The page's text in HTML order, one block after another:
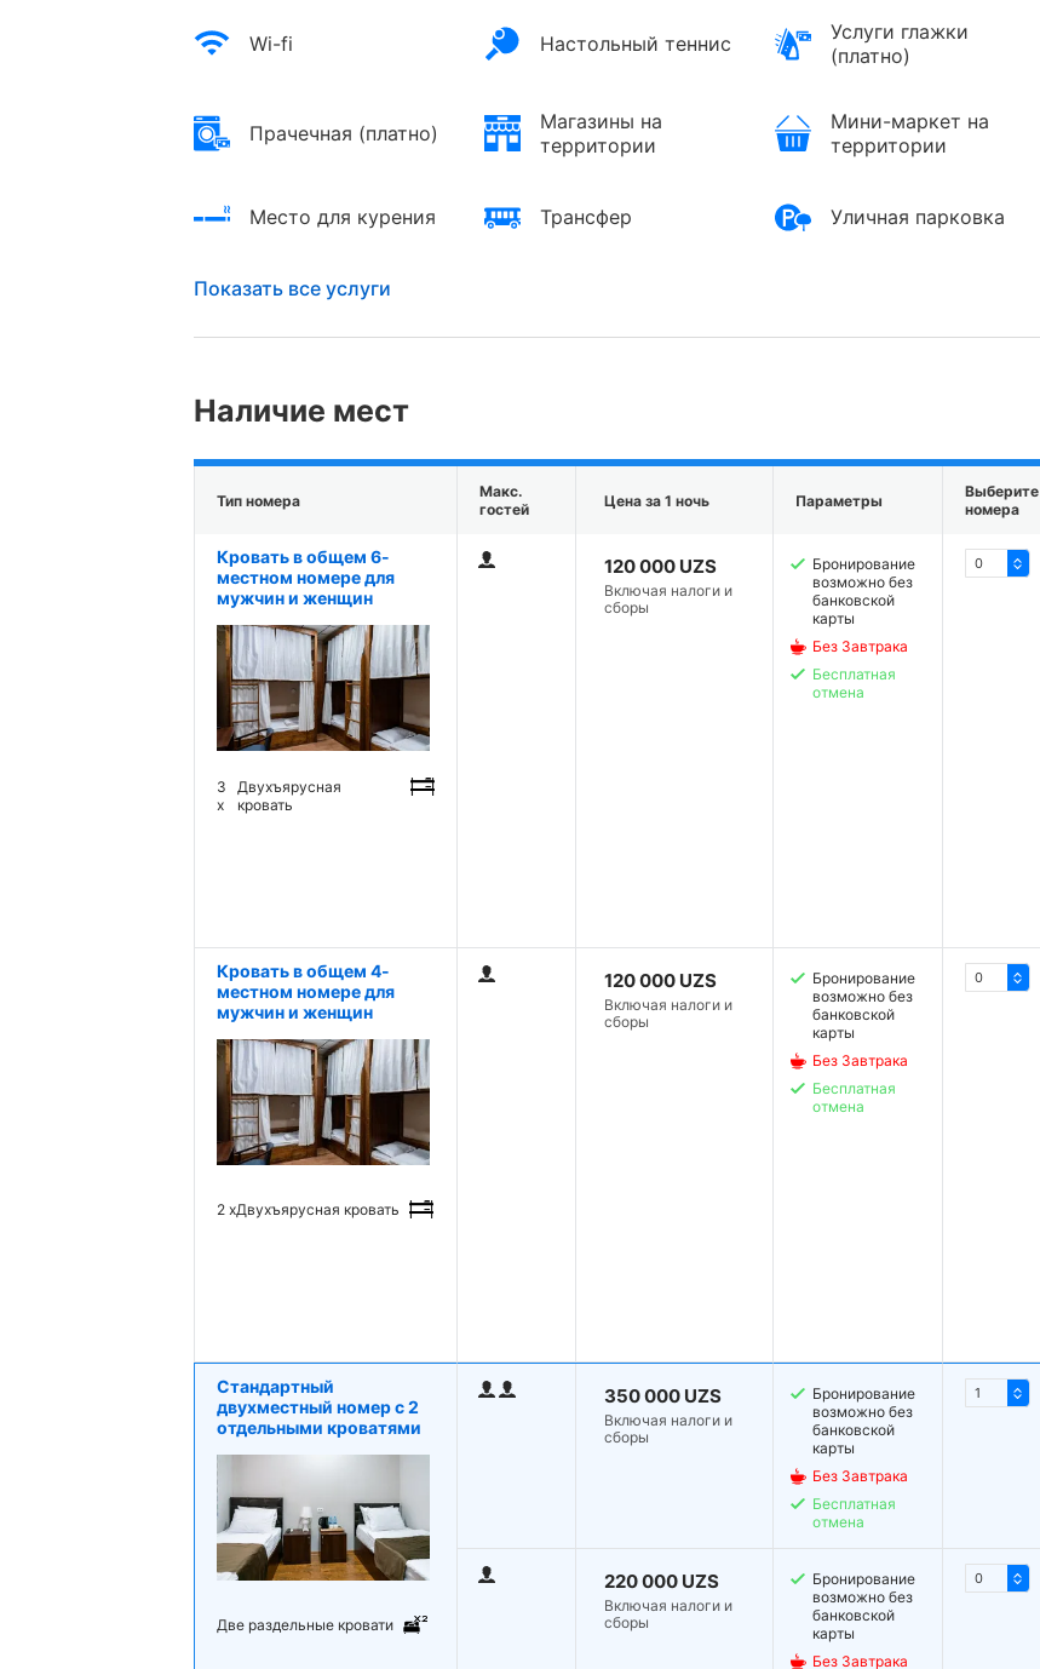
Wi-fi Настольный теннис
Услуги глажки
(платно)
Прачечная (платно)
Магазины на
территории
Мини-маркет на
территории
Место для курения Трансфер Уличная парковка
Показать все услуги
Наличие мест
Тип номера
Макс.
гостей
Цена за 1 ночь Параметры
Выберите
номера
Кровать в общем 6-
местном номере для
мужчин и женщин
3
x
Двухъярусная
кровать
120 000 UZS
Включая налоги и
сборы
Бронирование
возможно без
банковской
карты
Без Завтрака
Бесплатная
отмена
Кровать в общем 4-
местном номере для
мужчин и женщин
2 xДвухъярусная кровать
120 000 UZS
Включая налоги и
сборы
Бронирование
возможно без
банковской
карты
Без Завтрака
Бесплатная
отмена
Стандартный
двухместный номер с 2
отдельными кроватями
Две раздельные кровати
350 000 UZS
Включая налоги и
сборы
220 000 UZS
Включая налоги и
сборы
Бронирование
возможно без
банковской
карты
Без Завтрака
Бесплатная
отмена
Бронирование
возможно без
банковской
карты
Без Завтрака